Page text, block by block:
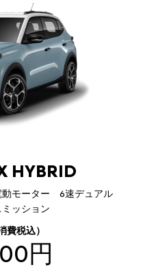
HYBRID
動モーター 6速デュアル
ッション
費税込）
円